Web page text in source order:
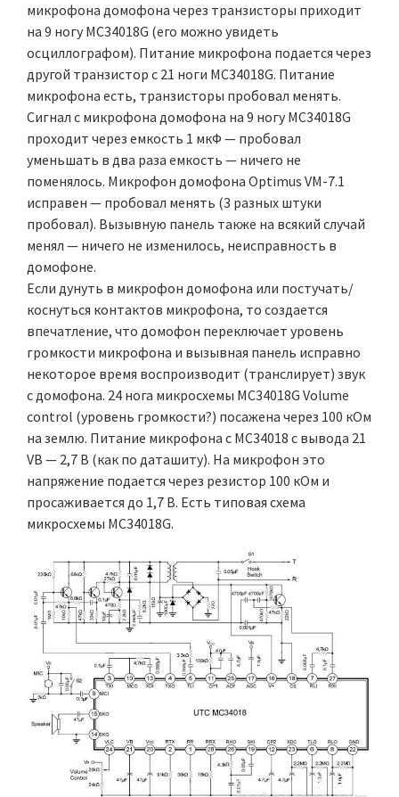
микрофона домофона через транзисторы приходит
на 9 ногу MC34018G (его можно увидеть
осциллографом). Питание микрофона подается через
другой транзистор с 21 ноги MC34018G. Питание
микрофона есть, транзисторы пробовал менять.
Сигнал с микрофона домофона на 9 ногу MC34018G
проходит через емкость 1 мкФ — пробовал
уменьшать в два раза емкость — ничего не
поменялось. Микрофон домофона Optimus VM-7.1
исправен — пробовал менять (3 разных штуки
пробовал). Вызывную панель также на всякий случай
менял — ничего не изменилось, неисправность в
домофоне.
Если дунуть в микрофон домофона или постучать/
коснуться контактов микрофона, то создается
впечатление, что домофон переключает уровень
громкости микрофона и вызывная панель исправно
некоторое время воспроизводит (транслирует) звук
с домофона. 24 нога микросхемы MC34018G Volume
control (уровень громкости?) посажена через 100 кОм
на землю. Питание микрофона с MC34018 с вывода 21
VB — 2,7 В (как по даташиту). На микрофон это
напряжение подается через резистор 100 кОм и
просаживается до 1,7 В. Есть типовая схема
микросхемы MC34018G.